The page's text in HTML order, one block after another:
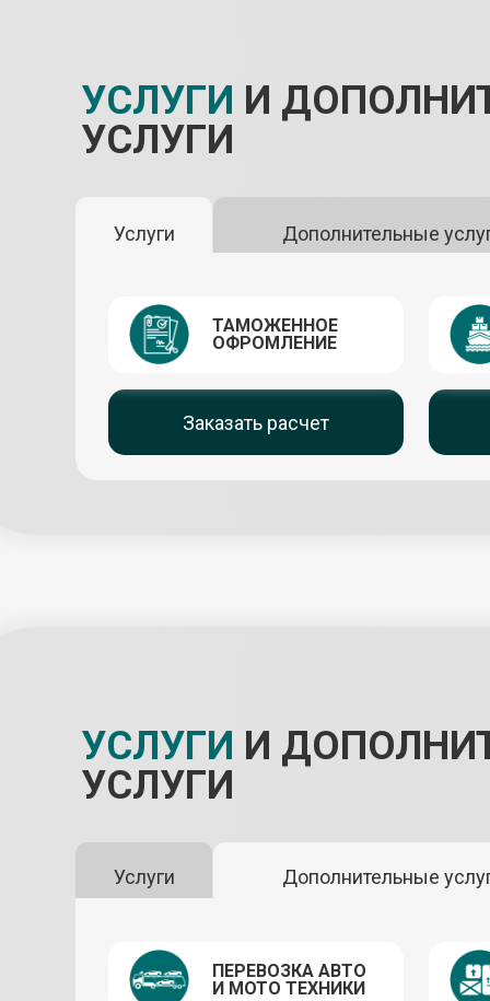
Дополнительные
Услуги
УСЛУГИ И
УСЛУГИ
Заказать расчет
ТАМОЖЕННОЕ
ОФРОМЛЕНИЕ
Услуги Дополнительные
УСЛУГИ И
УСЛУГИ
ПЕРЕВОЗКА АВТО
И МОТО ТЕХНИКИ